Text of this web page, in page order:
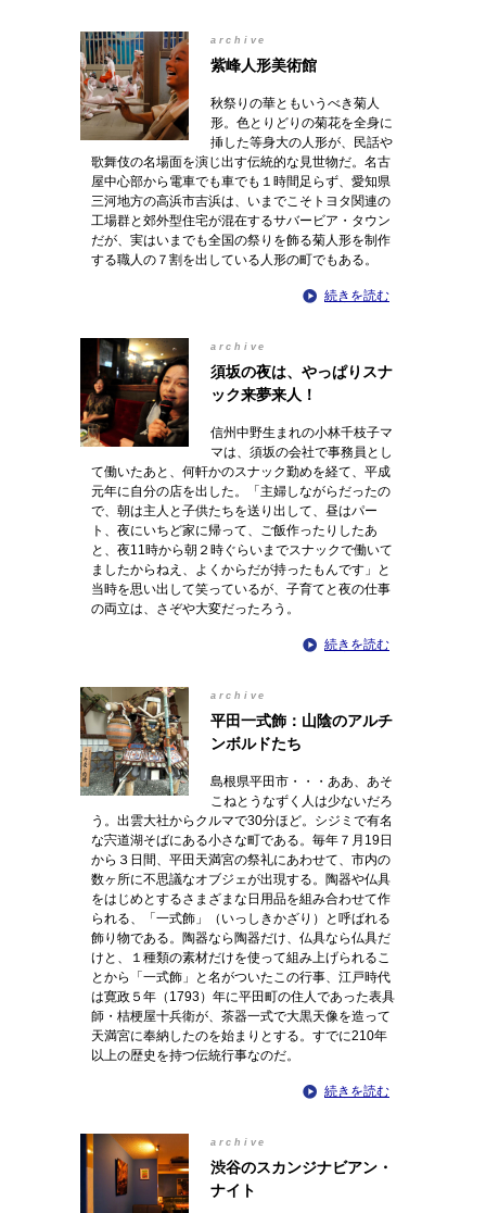
archive
紫峰人形美術館
秋祭りの華ともいうべき菊人
形。色とりどりの菊花を全身に
挿した等身大の人形が、民話や
歌舞伎の名場面を演じ出す伝統的な見世物だ。名古
屋中心部から電車でも車でも１時間足らず、愛知県
三河地方の高浜市吉浜は、いまでこそトヨタ関連の
工場群と郊外型住宅が混在するサバービア・タウン
だが、実はいまでも全国の祭りを飾る菊人形を制作
する職人の７割を出している人形の町でもある。
続きを読む
archive
須坂の夜は、やっぱりスナ
ック来夢来人！
信州中野生まれの小林千枝子マ
マは、須坂の会社で事務員とし
て働いたあと、何軒かのスナック勤めを経て、平成
元年に自分の店を出した。「主婦しながらだったの
で、朝は主人と子供たちを送り出して、昼はパー
ト、夜にいちど家に帰って、ご飯作ったりしたあ
と、夜11時から朝２時ぐらいまでスナックで働いて
ましたからねえ、よくからだが持ったもんです」と
当時を思い出して笑っているが、子育てと夜の仕事
の両立は、さぞや大変だったろう。
続きを読む
archive
平田一式飾：山陰のアルチ
ンボルドたち
島根県平田市・・・ああ、あそ
こねとうなずく人は少ないだろ
う。出雲大社からクルマで30分ほど。シジミで有名
な宍道湖そばにある小さな町である。毎年７月19日
から３日間、平田天満宮の祭礼にあわせて、市内の
数ヶ所に不思議なオブジェが出現する。陶器や仏具
をはじめとするさまざまな日用品を組み合わせて作
られる、「一式飾」（いっしきかざり）と呼ばれる
飾り物である。陶器なら陶器だけ、仏具なら仏具だ
けと、１種類の素材だけを使って組み上げられるこ
とから「一式飾」と名がついたこの行事、江戸時代
は寛政５年（1793）年に平田町の住人であった表具
師・桔梗屋十兵衛が、茶器一式で大黒天像を造って
天満宮に奉納したのを始まりとする。すでに210年
以上の歴史を持つ伝統行事なのだ。
続きを読む
archive
渋谷のスカンジナビアン・
ナイト